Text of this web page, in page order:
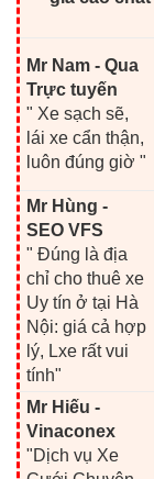
Mr Nam - Qua
Trực tuyến
" Xe sạch sẽ,
lái xe cẩn thận,
luôn đúng giờ "
Mr Hùng -
SEO VFS
" Đúng là địa
chỉ cho thuê xe
Uy tín ở tại Hà
Nội: giá cả hợp
lý, Lxe rất vui
tính"
Mr Hiếu -
Vinaconex
"Dịch vụ Xe